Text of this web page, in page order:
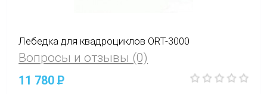
Лебедка для квадроциклов ORT-3000
Вопросы и отзывы (0)
11 780P